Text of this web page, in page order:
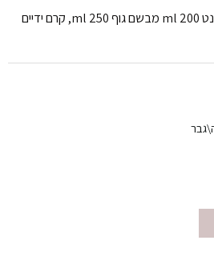
מכיל קרם גוף 400 ml,דאודורנט 200 ml מבשם גוף 250 ml, קרם ידיים